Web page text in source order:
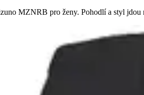
MZNRB pro ženy. Pohodlí a styl jdou